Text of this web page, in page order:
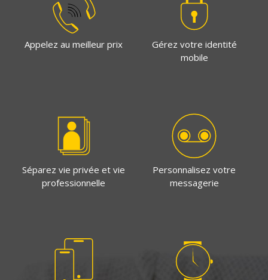
Appelez au meilleur prix
Gérez votre identité
mobile
Séparez vie privée et vie
professionnelle
Personnalisez votre
messagerie